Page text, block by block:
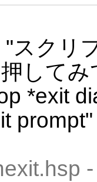
スクリ
して
*exit